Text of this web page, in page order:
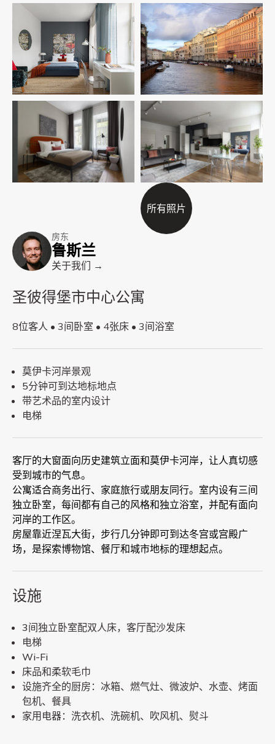
所有照片
房东
鲁斯兰
关于我们 →
圣彼得堡市中心公寓
8位客人 • 3间卧室 • 4张床 • 3间浴室
莫伊卡河岸景观
5分钟可到达地标地点
带艺术品的室内设计
电梯
客厅的大窗面向历史建筑立面和莫伊卡河岸，让人真切感
受到城市的气息。
公寓适合商务出行、家庭旅行或朋友同行。室内设有三间
独立卧室，每间都有自己的风格和独立浴室，并配有面向
河岸的工作区。
房屋靠近涅瓦大街，步行几分钟即可到达冬宫或宫殿广
场，是探索博物馆、餐厅和城市地标的理想起点。
设施
3间独立卧室配双人床，客厅配沙发床
电梯
Wi-Fi
床品和柔软毛巾
设施齐全的厨房：冰箱、燃气灶、微波炉、水壶、烤面
包机、餐具
家用电器：洗衣机、洗碗机、吹风机、熨斗